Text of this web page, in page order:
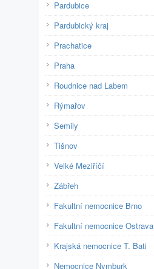
Pardubice
Pardubický kraj
Prachatice
Praha
Roudnice nad Labem
Rýmařov
Semily
Tišnov
Velké Meziříčí
Zábřeh
Fakultní nemocnice Brno
Fakultní nemocnice Ostrava
Krajská nemocnice T. Bati
Nemocnice Nymburk